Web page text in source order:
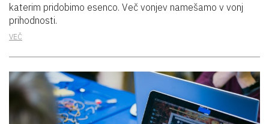
katerim pridobimo esenco. Več vonjev namešamo v vonj
prihodnosti.
VEČ